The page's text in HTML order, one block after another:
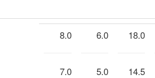
8.0
7.0
6.0
5.0
18.0
14.5